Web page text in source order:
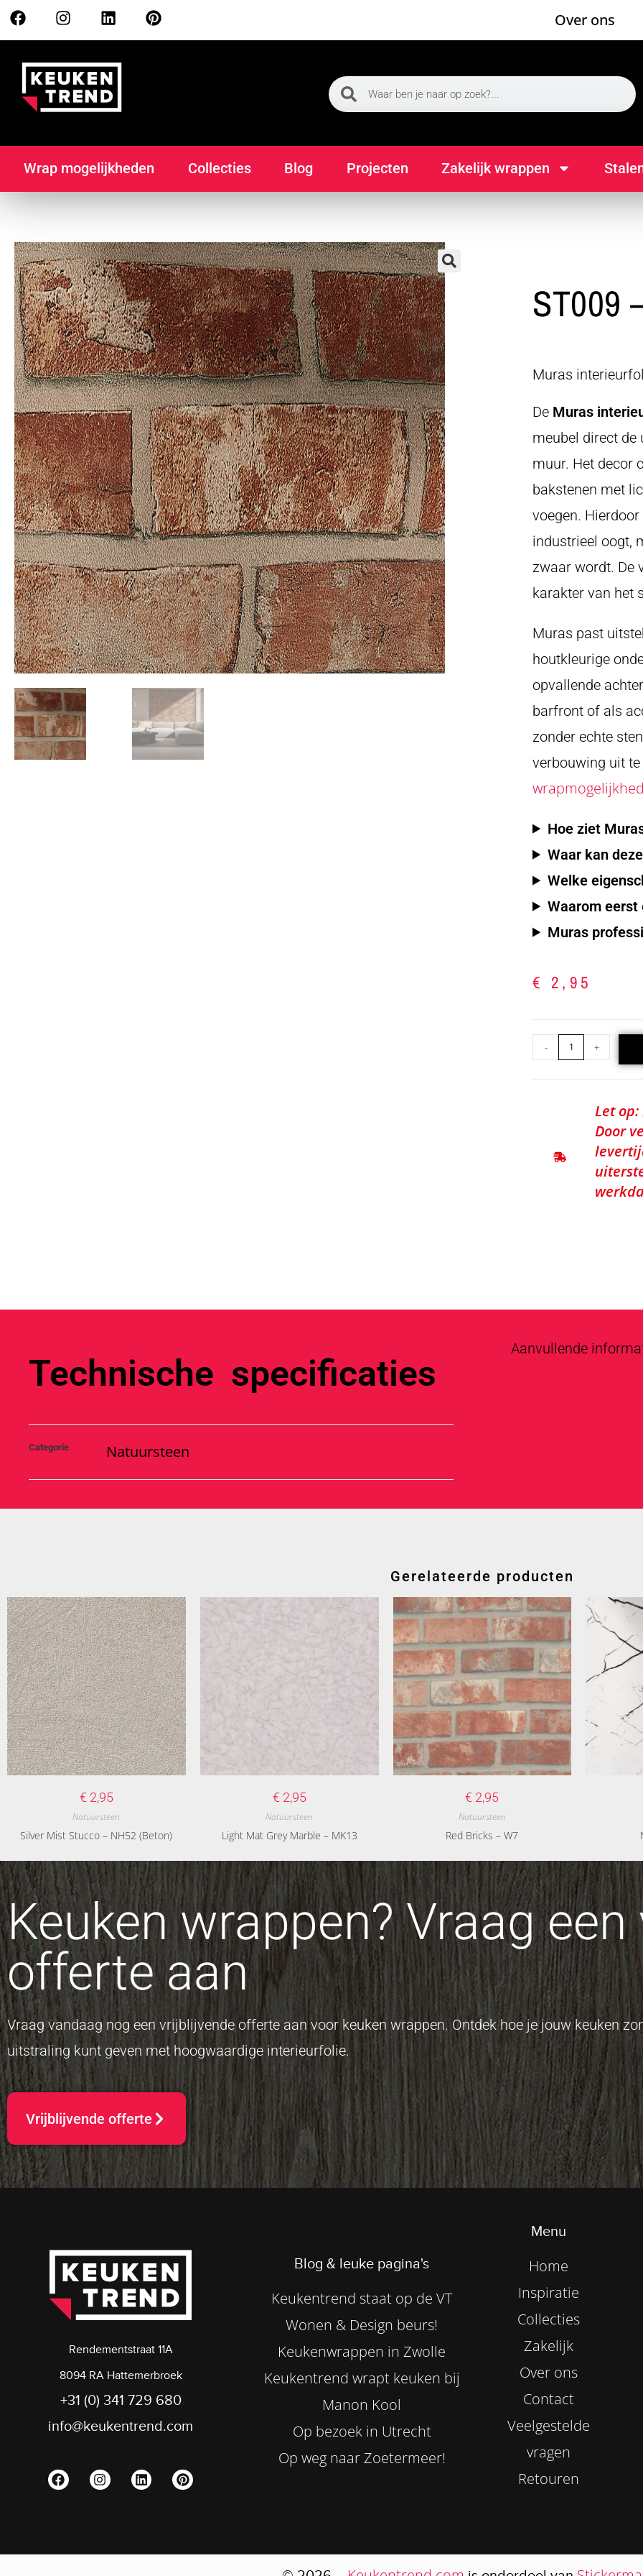
Over ons
Wrap mogelijkheden Collecties Blog Projecten Zakelijk wrappen
🔍 ST009
Muras
De Muras
meubel direct de
muur. Het decor
bakstenen met
voegen.
industrieel oogt,
zwaar wordt. De
karakter van het
Muras past
houtkleurige
opvallende
barfront of als
zonder echte
verbouwing uit
Hoe ziet
Waar kan
Welke
Waarom
Muras
€ 2,95
- +
Let
Door
Technische specificaties
Categorie Natuursteen
Aanvullende
Gerelateerde producten
€ 2,95
Natuursteen
Silver Mist Stucco – NH52 (Beton)
€ 2,95
Natuursteen
Light Mat Grey Marble – MK13
€ 2,95
Natuursteen
Red Bricks – W7
Keuken wrappen? Vraag
offerte aan
Vraag vandaag nog een vrijblijvende offerte aan voor keuken wrappen. Ontdek hoe je jouw keuken
uitstraling kunt geven met hoogwaardige interieurfolie.
Vrijblijvende offerte
Rendementstraat 11A
8094 RA Hattemerbroek
+31 (0) 341 729 680
info@keukentrend.com
Blog & leuke pagina's
Keukentrend staat op de VT
Wonen & Design beurs!
Keukenwrappen in Zwolle
Keukentrend wrapt keuken bij
Manon Kool
Op bezoek in Utrecht
Op weg naar Zoetermeer!
Menu
Home
Inspiratie
Collecties
Zakelijk
Over ons
Contact
Veelgestelde
vragen
Retouren